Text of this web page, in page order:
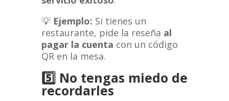
💡 Ejemplo: Si tienes un
restaurante, pide la reseña al
pagar la cuenta con un código
QR en la mesa.
5️⃣ No tengas miedo de
recordarles